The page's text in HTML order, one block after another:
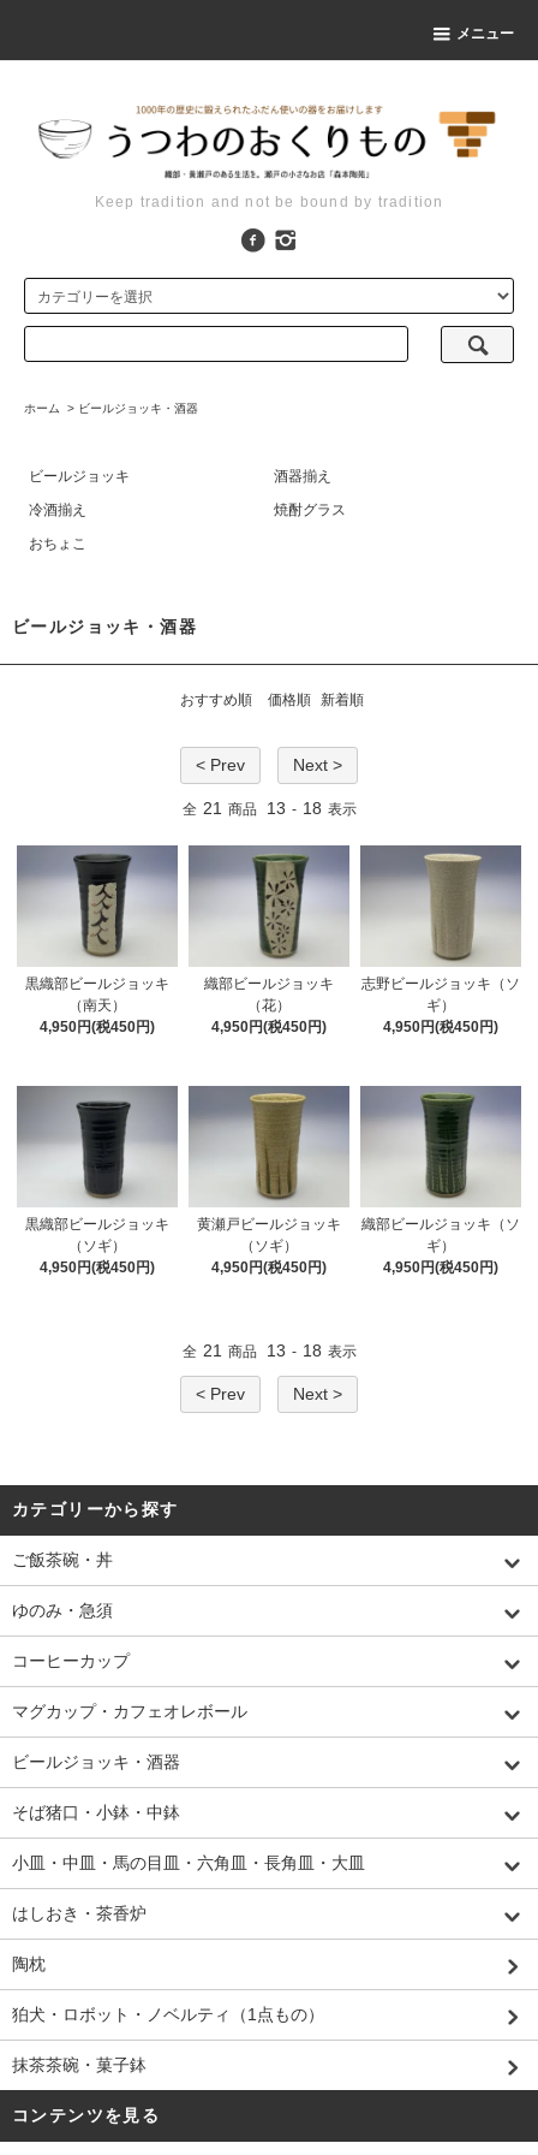
メニュー
Keep tradition and not be bound by tradition
ホーム > ビールジョッキ・酒器
ビールジョッキ
酒器揃え
冷酒揃え
焼酎グラス
おちょこ
ビールジョッキ・酒器
おすすめ順 価格順 新着順
< Prev Next >
全 21 商品 13 - 18 表示
黒織部ビールジョッキ
（南天）
4,950円(税450円)
織部ビールジョッキ
（花）
4,950円(税450円)
志野ビールジョッキ（ソ
ギ）
4,950円(税450円)
黒織部ビールジョッキ
（ソギ）
4,950円(税450円)
黄瀬戸ビールジョッキ
（ソギ）
4,950円(税450円)
織部ビールジョッキ（ソ
ギ）
4,950円(税450円)
全 21 商品 13 - 18 表示
< Prev Next >
カテゴリーから探す
ご飯茶碗・丼
ゆのみ・急須
コーヒーカップ
マグカップ・カフェオレボール
ビールジョッキ・酒器
そば猪口・小鉢・中鉢
小皿・中皿・馬の目皿・六角皿・長角皿・大皿
はしおき・茶香炉
陶枕
狛犬・ロボット・ノベルティ（1点もの）
抹茶茶碗・菓子鉢
コンテンツを見る